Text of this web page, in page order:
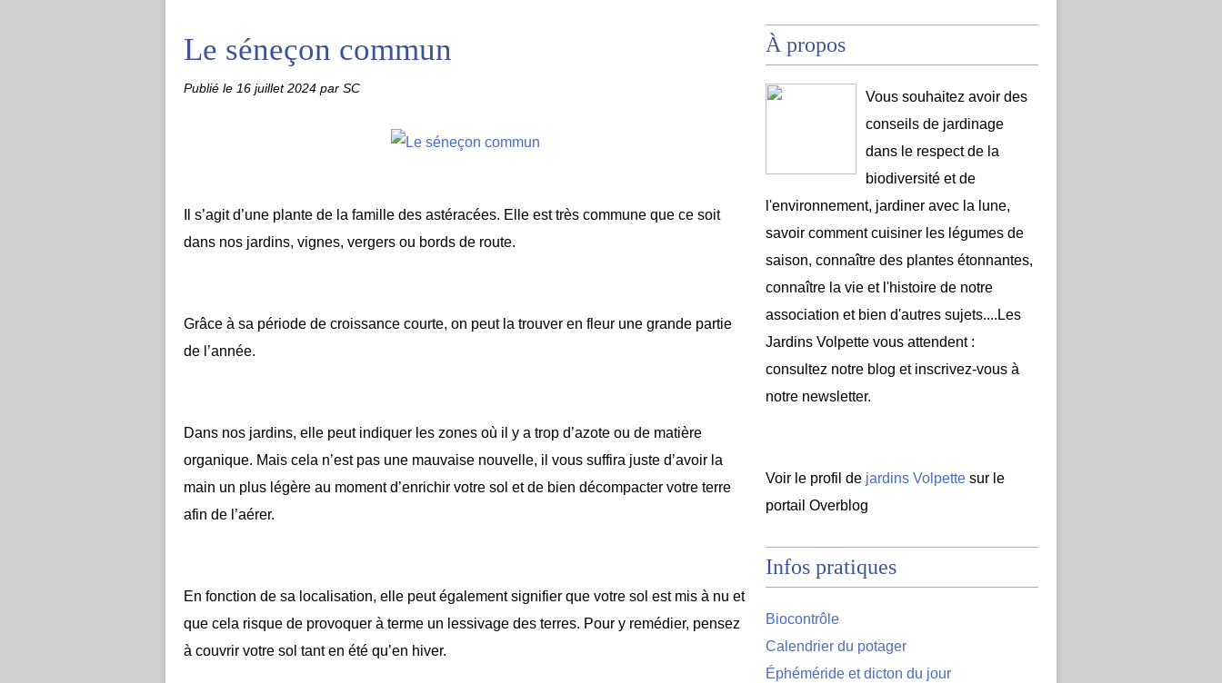
Le séneçon commun
Publié le 16 juillet 2024 par SC
Il s’agit d’une plante de la famille des astéracées. Elle est très commune que ce soit
dans nos jardins, vignes, vergers ou bords de route.
Grâce à sa période de croissance courte, on peut la trouver en fleur une grande partie
de l’année.
Dans nos jardins, elle peut indiquer les zones où il y a trop d’azote ou de matière
organique. Mais cela n’est pas une mauvaise nouvelle, il vous suffira juste d’avoir la
main un plus légère au moment d’enrichir votre sol et de bien décompacter votre terre
afin de l’aérer.
En fonction de sa localisation, elle peut également signifier que votre sol est mis à nu et
que cela risque de provoquer à terme un lessivage des terres. Pour y remédier, pensez
à couvrir votre sol tant en été qu’en hiver.
À propos
Vous souhaitez avoir des
conseils de jardinage
dans le respect de la
biodiversité et de
l'environnement, jardiner avec la lune,
savoir comment cuisiner les légumes de
saison, connaître des plantes étonnantes,
connaître la vie et l'histoire de notre
association et bien d'autres sujets....Les
Jardins Volpette vous attendent :
consultez notre blog et inscrivez-vous à
notre newsletter.
Voir le profil de jardins Volpette sur le
portail Overblog
Infos pratiques
Biocontrôle
Calendrier du potager
Éphéméride et dicton du jour